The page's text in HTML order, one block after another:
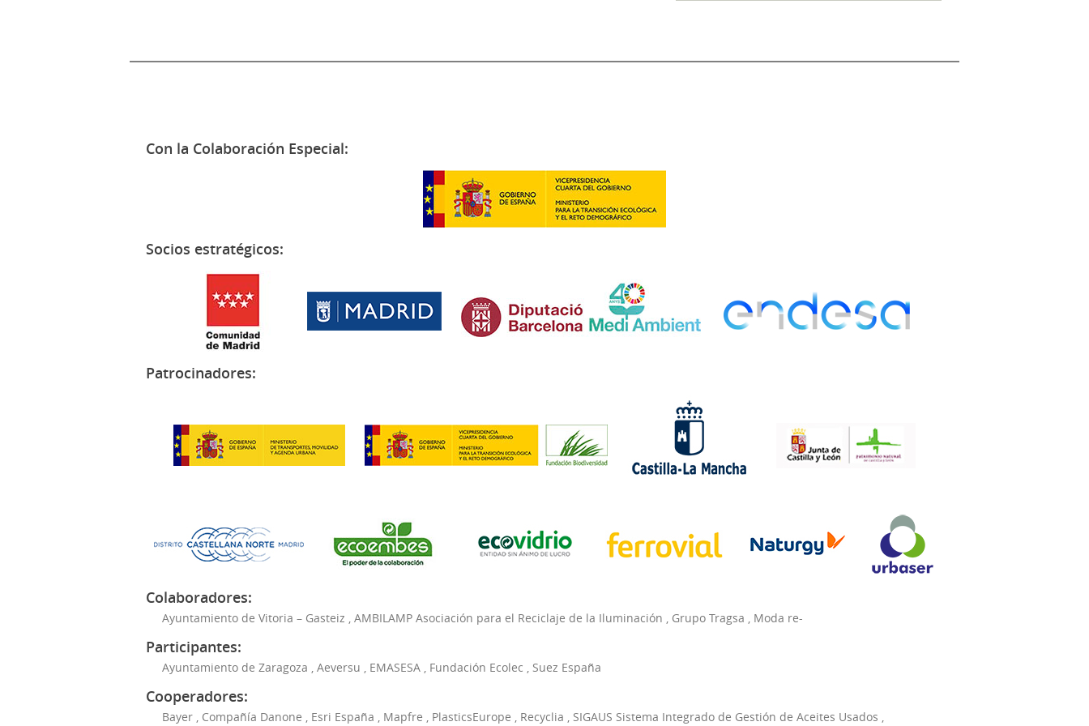
Con la Colaboración Especial:
Socios estratégicos:
Patrocinadores:
Colaboradores:
Ayuntamiento de Vitoria – Gasteiz AMBILAMP Asociación para el Reciclaje de la Iluminación Grupo Tragsa Moda re-
Participantes:
Ayuntamiento de Zaragoza Aeversu EMASESA Fundación Ecolec Suez España
Cooperadores:
Bayer Compañía Danone Esri España Mapfre PlasticsEurope Recyclia SIGAUS Sistema Integrado de Gestión de Aceites Usados